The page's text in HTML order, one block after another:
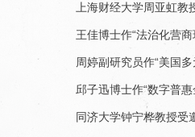
上海财经大学周亚虹教
王佳博士作“法治化营
周婷副研究员作“美国
邱子迅博士作“数字普
同济大学钟宁桦教授受